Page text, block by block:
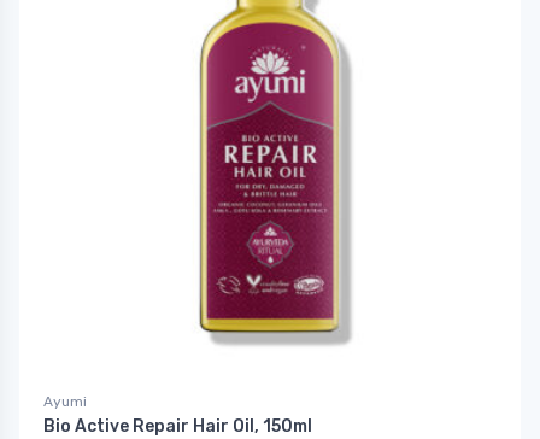
Ayumi
Bio Active Repair Hair Oil, 150ml